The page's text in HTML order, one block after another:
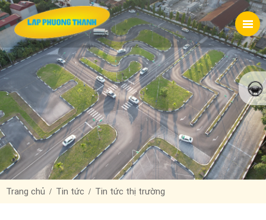
Trang chủ Tin tức Tin tức thị trường